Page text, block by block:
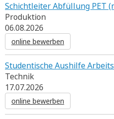
Schichtleiter Abfüllung PET
Produktion
06.08.2026
online bewerben
Studentische Aushilfe
Technik
17.07.2026
online bewerben